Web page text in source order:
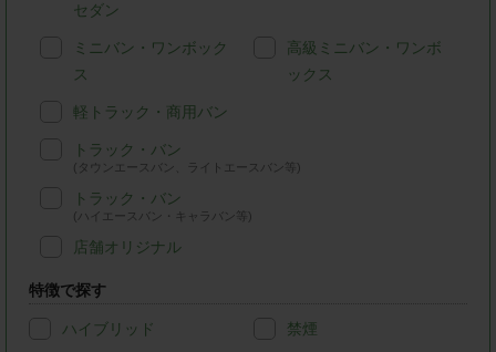
セダン
ミニバン・ワンボック
ス
高級ミニバン・ワンボ
ックス
軽トラック・商用バン
トラック・バン
(タウンエースバン、ライトエースバン等)
トラック・バン
(ハイエースバン・キャラバン等)
店舗オリジナル
特徴で探す
ハイブリッド 禁煙